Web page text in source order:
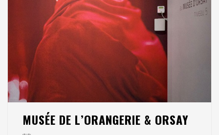
MUSÉE DE L’ORANGERIE & ORSAY